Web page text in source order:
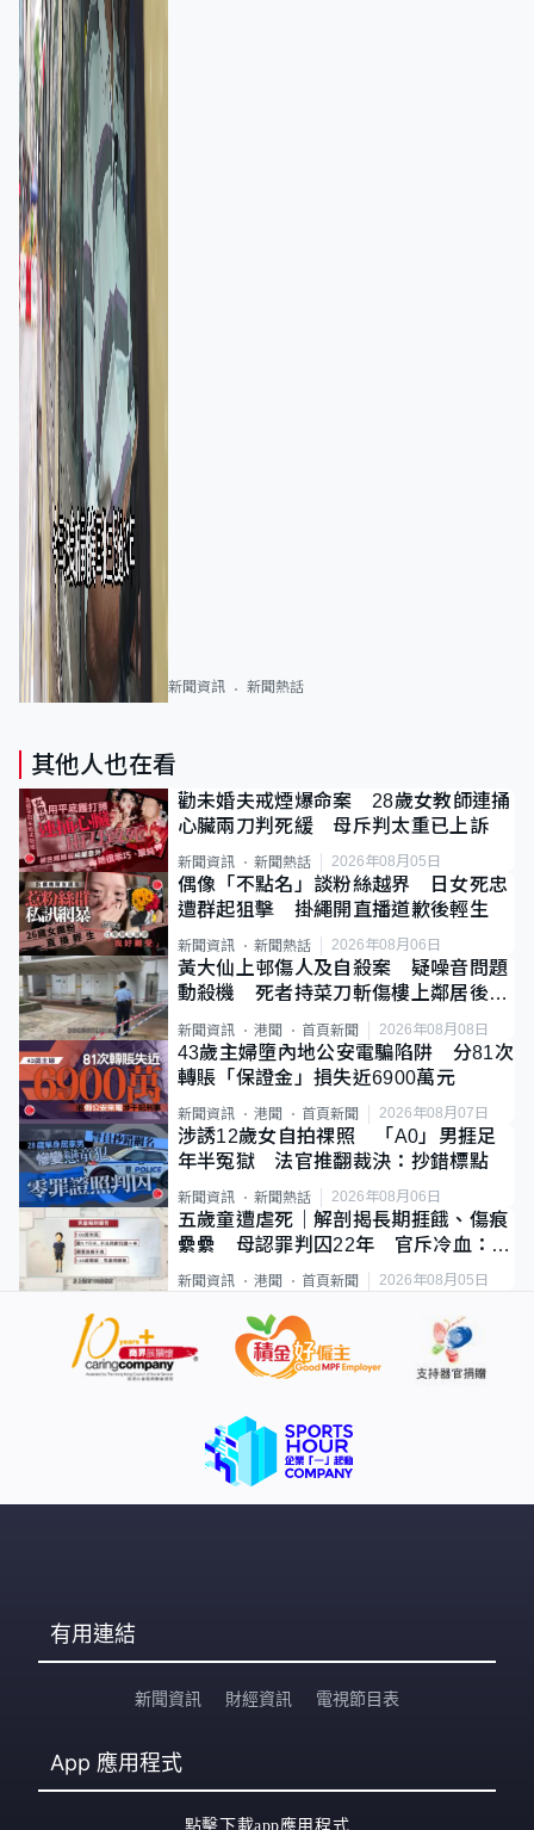
新聞資訊 新聞熱話
其他人也在看
勸未婚夫戒煙爆命案 28歲女教師連捅
心臟兩刀判死緩 母斥判太重已上訴
新聞資訊 新聞熱話 2026年08月05日
偶像「不點名」談粉絲越界 日女死忠
遭群起狙擊 掛繩開直播道歉後輕生
新聞資訊 新聞熱話 2026年08月06日
黃大仙上邨傷人及自殺案 疑噪音問題
動殺機 死者持菜刀斬傷樓上鄰居後墮
新聞資訊 港聞 首頁新聞 2026年08月08日
43歲主婦墮內地公安電騙陷阱 分81次
轉賬「保證金」損失近6900萬元
新聞資訊 港聞 首頁新聞 2026年08月07日
涉誘12歲女自拍祼照 「A0」男捱足
年半冤獄 法官推翻裁決：抄錯標點
新聞資訊 新聞熱話 2026年08月06日
五歲童遭虐死｜解剖揭長期捱餓、傷痕
纍纍 母認罪判囚22年 官斥冷血：同
類案最惡劣
新聞資訊 港聞 首頁新聞 2026年08月05日
有用連結
新聞資訊 財經資訊 電視節目表
App 應用程式
點擊下載app應用程式